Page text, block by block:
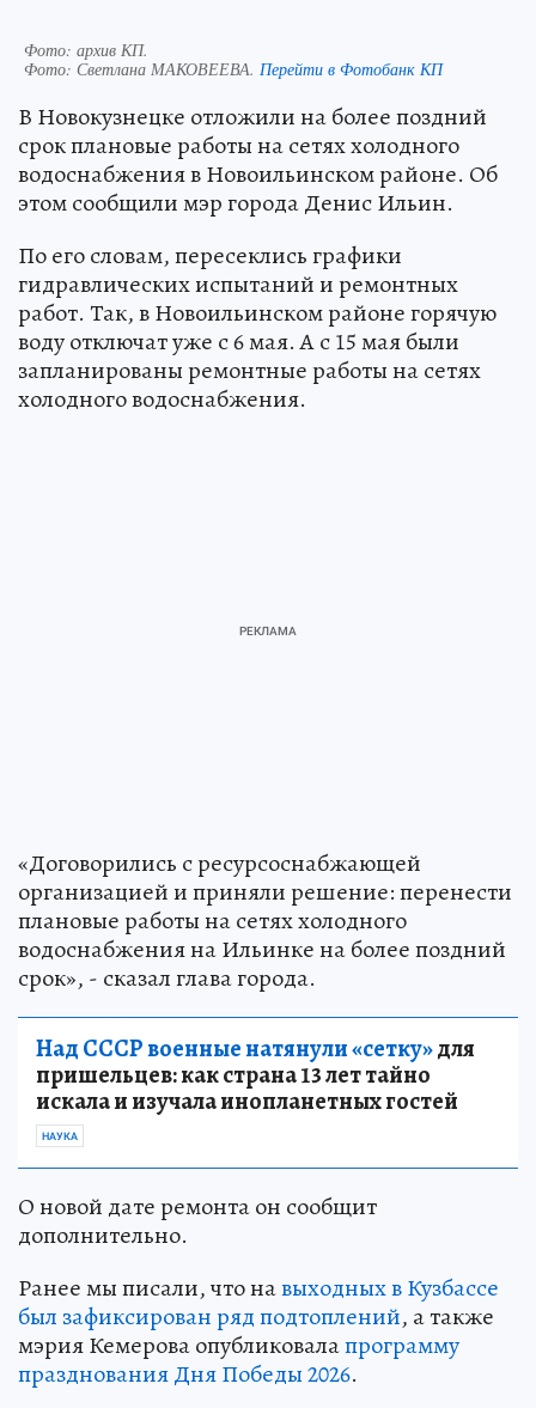
Фото: архив КП.
Фото: Светлана МАКОВЕЕВА. Перейти в Фотобанк КП
В Новокузнецке отложили на более поздний
срок плановые работы на сетях холодного
водоснабжения в Новоильинском районе. Об
этом сообщили мэр города Денис Ильин.
По его словам, пересеклись графики
гидравлических испытаний и ремонтных
работ. Так, в Новоильинском районе горячую
воду отключат уже с 6 мая. А с 15 мая были
запланированы ремонтные работы на сетях
холодного водоснабжения. ‎
«‎Договорились с ресурсоснабжающей
организацией и приняли решение: перенести
плановые работы на сетях холодного
водоснабжения на Ильинке на более поздний
срок», - сказал глава города.
Над СССР военные натянули «сетку»для
пришельцев: как страна 13 лет тайно
искала и изучала инопланетных гостей
НАУКА
О новой дате ремонта он сообщит
дополнительно.
Ранее мы писали, что навыходных в Кузбассе
был зафиксирован ряд подтоплений, а также
мэрия Кемерова опубликовалапрограмму
празднования Дня Победы 2026.